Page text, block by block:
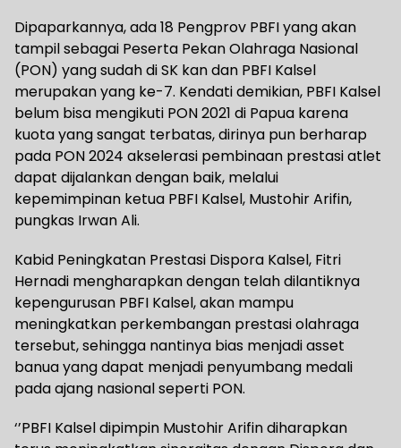
Dipaparkannya, ada 18 Pengprov PBFI yang akan
tampil sebagai Peserta Pekan Olahraga Nasional
(PON) yang sudah di SK kan dan PBFI Kalsel
merupakan yang ke-7. Kendati demikian, PBFI Kalsel
belum bisa mengikuti PON 2021 di Papua karena
kuota yang sangat terbatas, dirinya pun berharap
pada PON 2024 akselerasi pembinaan prestasi atlet
dapat dijalankan dengan baik, melalui
kepemimpinan ketua PBFI Kalsel, Mustohir Arifin,
pungkas Irwan Ali.
Kabid Peningkatan Prestasi Dispora Kalsel, Fitri
Hernadi mengharapkan dengan telah dilantiknya
kepengurusan PBFI Kalsel, akan mampu
meningkatkan perkembangan prestasi olahraga
tersebut, sehingga nantinya bias menjadi asset
banua yang dapat menjadi penyumbang medali
pada ajang nasional seperti PON.
‘’PBFI Kalsel dipimpin Mustohir Arifin diharapkan